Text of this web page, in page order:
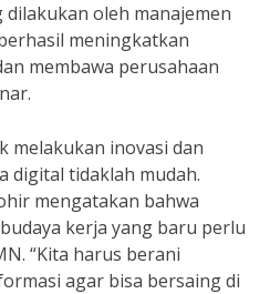
oleh manajemen
meningkatkan
membawa perusahaan
melakukan inovasi dan
digital tidaklah mudah.
mengatakan bahwa
kerja yang baru perlu
“Kita harus berani
agar bisa bersaing di